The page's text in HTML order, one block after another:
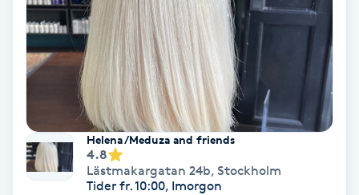
Olaplex
Olaplexbehandling
Ombre
Ombre brows
Helena /Meduza and friends
4.8
Lästmakargatan 24b, Stockholm
Tider fr. 10:00, Imorgon